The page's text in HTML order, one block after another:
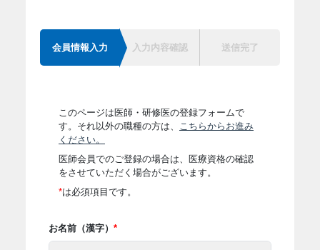
会員情報入力 入力内容確認 送信完了
このページは医師・研修医の登録フォームで
す。それ以外の職種の方は、 こちらからお進み
ください。
医師会員でのご登録の場合は、医療資格の確認
をさせていただく場合がございます。
は必須項目です。
お名前（漢字）